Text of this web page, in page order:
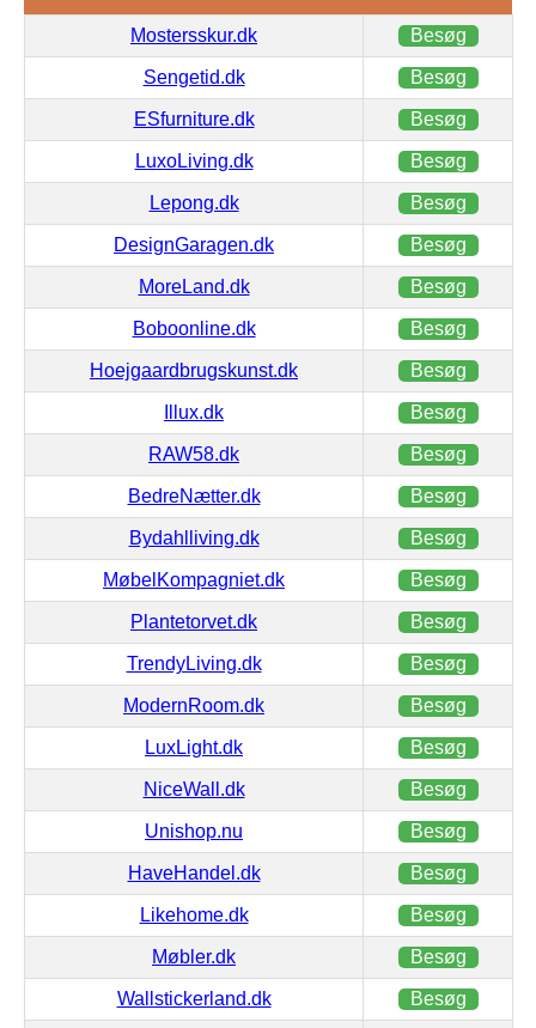
Mostersskur.dk Besøg
Sengetid.dk Besøg
ESfurniture.dk Besøg
LuxoLiving.dk Besøg
Lepong.dk Besøg
DesignGaragen.dk Besøg
MoreLand.dk Besøg
Boboonline.dk Besøg
Hoejgaardbrugskunst.dk Besøg
Illux.dk Besøg
RAW58.dk Besøg
BedreNætter.dk Besøg
Bydahlliving.dk Besøg
MøbelKompagniet.dk Besøg
Plantetorvet.dk Besøg
TrendyLiving.dk Besøg
ModernRoom.dk Besøg
LuxLight.dk Besøg
NiceWall.dk Besøg
Unishop.nu Besøg
HaveHandel.dk Besøg
Likehome.dk Besøg
Møbler.dk Besøg
Wallstickerland.dk Besøg